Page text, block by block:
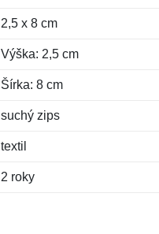
2,5 x 8 cm
Výška: 2,5 cm
Šírka: 8 cm
suchý zips
textil
2 roky